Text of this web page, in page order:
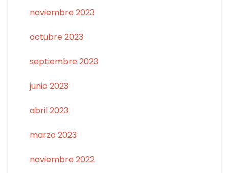
noviembre 2023
octubre 2023
septiembre 2023
junio 2023
abril 2023
marzo 2023
noviembre 2022